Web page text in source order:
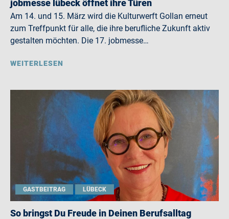
jobmesse lübeck öffnet ihre Türen
Am 14. und 15. März wird die Kulturwerft Gollan erneut
zum Treffpunkt für alle, die ihre berufliche Zukunft aktiv
gestalten möchten. Die 17. jobmesse…
WEITERLESEN
GASTBEITRAG LÜBECK
So bringst Du Freude in Deinen Berufsalltag